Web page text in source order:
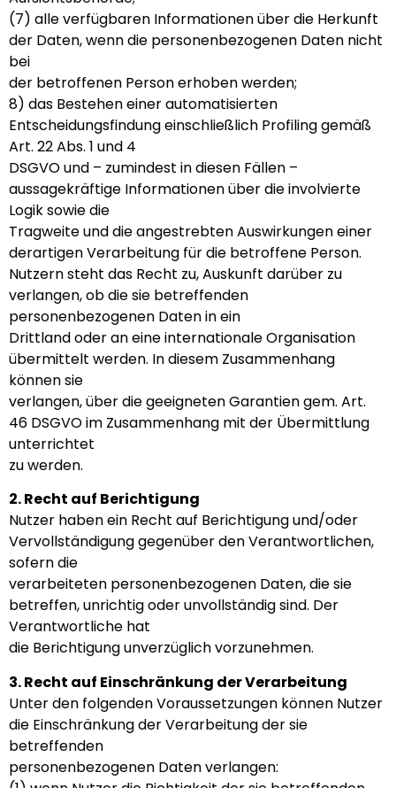
(7) alle verfügbaren Informationen über die Herkunft
der Daten, wenn die personenbezogenen Daten nicht
bei
der betroffenen Person erhoben werden;
8) das Bestehen einer automatisierten
Entscheidungsfindung einschließlich Profiling gemäß
Art. 22 Abs. 1 und 4
DSGVO und – zumindest in diesen Fällen –
aussagekräftige Informationen über die involvierte
Logik sowie die
Tragweite und die angestrebten Auswirkungen einer
derartigen Verarbeitung für die betroffene Person.
Nutzern steht das Recht zu, Auskunft darüber zu
verlangen, ob die sie betreffenden
personenbezogenen Daten in ein
Drittland oder an eine internationale Organisation
übermittelt werden. In diesem Zusammenhang
können sie
verlangen, über die geeigneten Garantien gem. Art.
46 DSGVO im Zusammenhang mit der Übermittlung
unterrichtet
zu werden.
2. Recht auf Berichtigung
Nutzer haben ein Recht auf Berichtigung und/oder
Vervollständigung gegenüber den Verantwortlichen,
sofern die
verarbeiteten personenbezogenen Daten, die sie
betreffen, unrichtig oder unvollständig sind. Der
Verantwortliche hat
die Berichtigung unverzüglich vorzunehmen.
3. Recht auf Einschränkung der Verarbeitung
Unter den folgenden Voraussetzungen können Nutzer
die Einschränkung der Verarbeitung der sie
betreffenden
personenbezogenen Daten verlangen: